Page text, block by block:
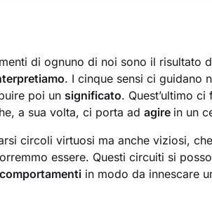
di ognuno di noi sono il risultato
. I cinque sensi ci guidano
poi un significato. Quest’ultimo
a sua volta, ci porta ad agire in un
circoli virtuosi ma anche viziosi,
essere. Questi circuiti si
in modo da innescare